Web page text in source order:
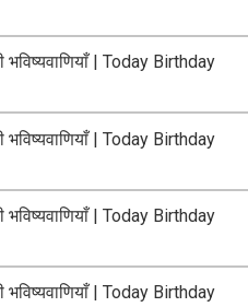
| Today Birthday
| Today Birthday
| Today Birthday
| Today Birthday